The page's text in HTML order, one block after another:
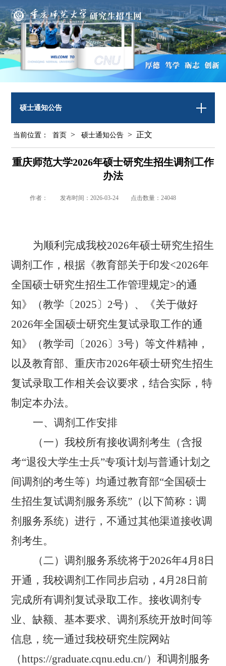
硕士通知公告
当前位置： 首页 > 硕士通知公告 > 正文
重庆师范大学2026年硕士研究生招生调剂工作
办法
作者： 发布时间：2026-03-24 点击数量： 24048
为顺利完成我校2026年硕士研究生招生
调剂工作，根据《教育部关于印发<2026年
全国硕士研究生招生工作管理规定>的通
知》（教学〔2025〕 2号）、《关于做好
2026年全国硕士研究生复试录取工作的通
知》（教学司〔2026〕 3号）等文件精神 ，
以及教育部、重庆市2026年硕士研究生招生
复试录取工作相关会议要求，结合实际，特
制定本办法。
一、调剂工作安排
（一）我校所有接收调剂考生（含报
考“退役大学生士兵”专项计划与普通计划之
间调剂的考生等）均通过教育部“全国硕士
生招生复试调剂服务系统” （以下简称：调
剂服务系统）进行，不通过其他渠道接收调
剂考生。
（二）调剂服务系统将于2026年4月8 日
开通，我校调剂工作同步启动，4月 28 日前
完成所有调剂复试录取工作。接收调剂专
业、缺额、基本要求、调剂系统开放时间等
信息，统一通过我校研究生院网站
（https://graduate.cqnu.edu.cn/）和调剂服务